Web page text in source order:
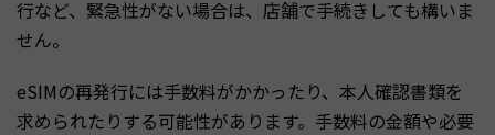
行など、緊急性がない場合は、店舗で手続きしても構いま
せん。
eSIMの再発行には手数料がかかったり、本人確認書類を
求められたりする可能性があります。手数料の金額や必要